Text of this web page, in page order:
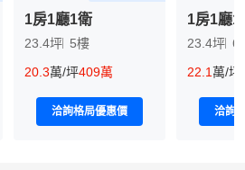
1房1廳1衛
23.4坪 5樓
20.3萬/坪409萬
洽詢格局優惠價
1房1廳1
23.4坪 6
22.1萬/坪
洽詢